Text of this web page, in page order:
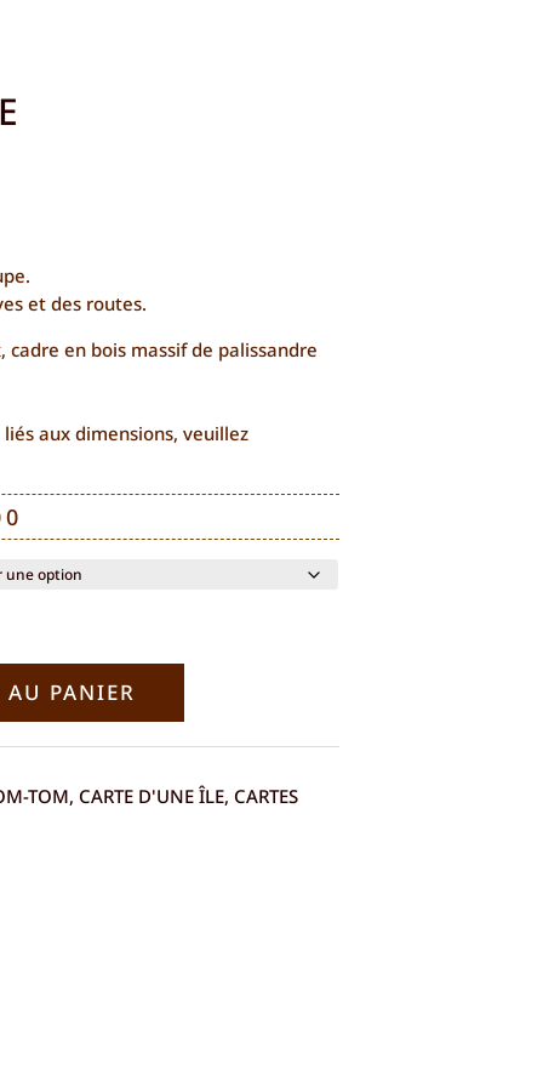
et des routes.
en bois massif de palissandre
aux dimensions, veuillez
à
AU PANIER
TOM, CARTE D'UNE ÎLE, CARTES